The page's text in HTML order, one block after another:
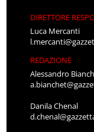
DIRETTORE
Luca Mercanti
REDAZIONE
Alessandro
Danila Chenal